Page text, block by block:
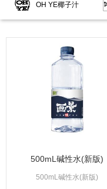
OH YE椰子汁
500mL碱性水(新版)
500mL碱性水(新版)